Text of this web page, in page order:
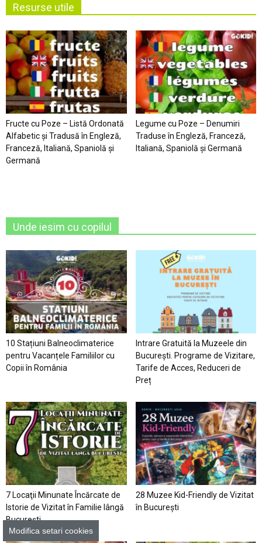
Resurse utile
Fructe cu Poze – Listă Ordonată
Alfabetic şi Tradusă în Engleză,
Franceză, Italiană, Spaniolă şi
Germană
Legume cu Poze – Denumiri
Traduse în Engleză, Franceză,
Italiană, Spaniolă şi Germană
Unde iesim cu copilul
10 Stațiuni Balneoclimaterice
pentru Vacanțele Familiilor cu
Copii în România
Intrare Gratuită la Muzeele din
București. Programe de Vizitare,
Tarife de Acces, Reduceri de
Preț
7 Locaţii Minunate Încărcate de
Istorie de Vizitat în Familie lângă
București
28 Muzee Kid-Friendly de Vizitat
în București
Modifica setari cookies